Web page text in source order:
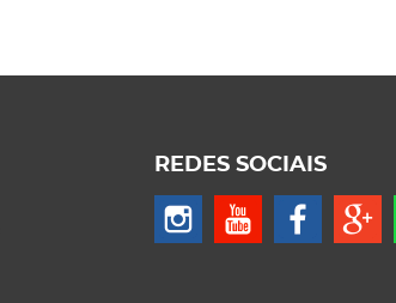
REDES SOCIAIS